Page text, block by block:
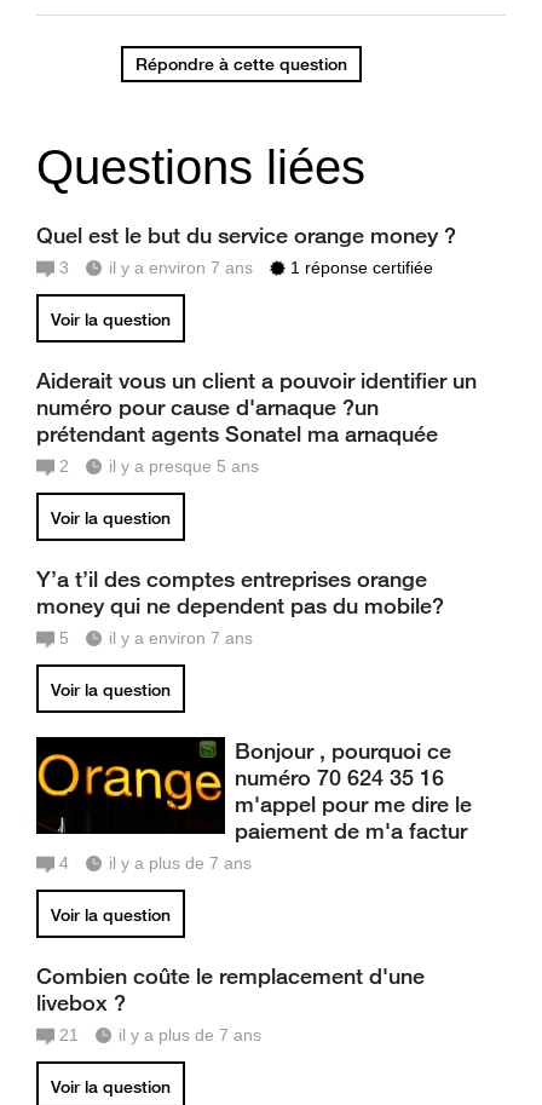
Répondre à cette question
Questions liées
Quel est le but du service orange money ?
3 il y a environ 7 ans 1 réponse certifiée
Voir la question
Aiderait vous un client a pouvoir identifier un
numéro pour cause d'arnaque ?un
prétendant agents Sonatel ma arnaquée
2 il y a presque 5 ans
Voir la question
Y’a t’il des comptes entreprises orange
money qui ne dependent pas du mobile?
5 il y a environ 7 ans
Voir la question
Bonjour , pourquoi ce
numéro 70 624 35 16
m'appel pour me dire le
paiement de m'a factur
4 il y a plus de 7 ans
Voir la question
Combien coûte le remplacement d'une
livebox ?
21 il y a plus de 7 ans
Voir la question